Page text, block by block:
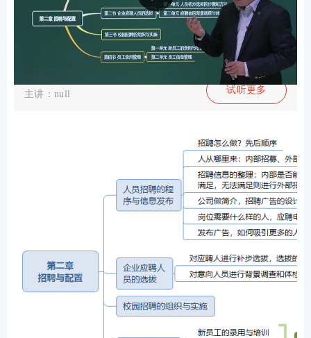
主讲：null 试听更多